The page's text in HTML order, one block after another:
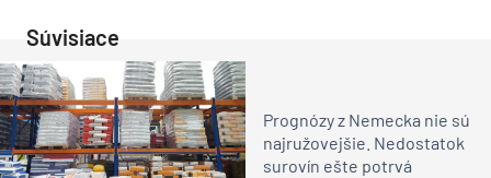
Súvisiace
Prognózy z Nemecka nie sú
najružovejšie. Nedostatok
surovín ešte potrvá